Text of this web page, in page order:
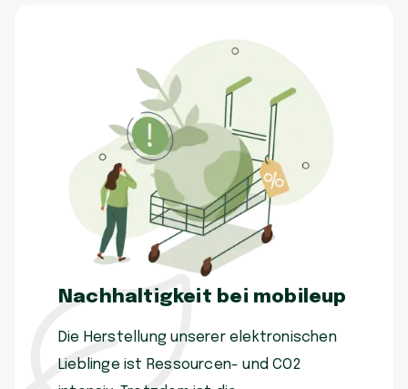
Nachhaltigkeit bei mobileup
Die Herstellung unserer elektronischen
Lieblinge ist Ressourcen- und CO2